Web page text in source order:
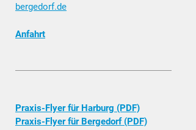
bergedorf.de
Anfahrt
Praxis-Flyer für Harburg (PDF)
Praxis-Flyer für Bergedorf (PDF)